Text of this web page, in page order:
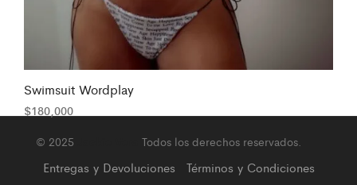
Swimsuit Wordplay
$180,000
© 2025
Todos los derechos reservados.
Entregas y Devoluciones Términos y Condiciones